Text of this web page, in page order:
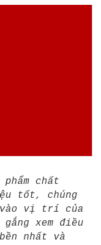
chất
tốt, chúng
vị trí của
gắng xem điều
nhất và